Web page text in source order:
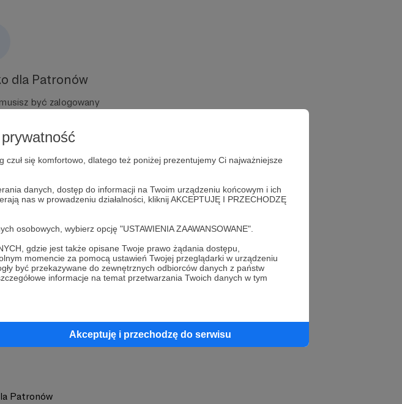
się komfortowo, dlatego też poniżej prezentujemy Ci najważniejsze
danych, dostęp do informacji na Twoim urządzeniu końcowym i ich
nas w prowadzeniu działalności, kliknij AKCEPTUJĘ I PRZECHODZĘ
osobowych, wybierz opcję "USTAWIENIA ZAAWANSOWANE".
gdzie jest także opisane Twoje prawo żądania dostępu,
momencie za pomocą ustawień Twojej przeglądarki w urządzeniu
być przekazywane do zewnętrznych odbiorców danych z państw
informacje na temat przetwarzania Twoich danych w tym
Akceptuję i przechodzę do serwisu
dla Patronów
być zalogowany
się
Patronów